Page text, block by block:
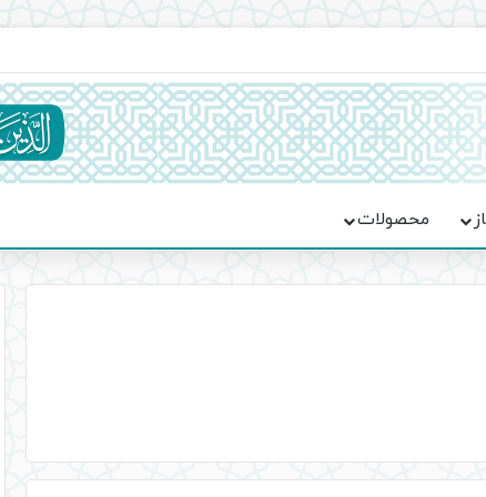
استقامت و تمدن‌سازی امت اسلامی
محصولات